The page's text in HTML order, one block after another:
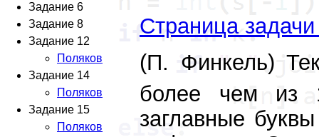
Задание 6
Задание 8
Задание 12
Поляков
Задание 14
Поляков
Задание 15
Поляков
Страница
(П. Финкель)
более чем из
заглавные